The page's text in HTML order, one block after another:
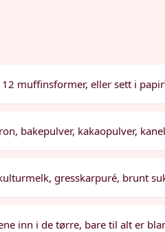
muffinsformer, eller sett i
bakepulver, kakaopulver,
gresskarpuré, brunt
inn i de tørre, bare til alt er